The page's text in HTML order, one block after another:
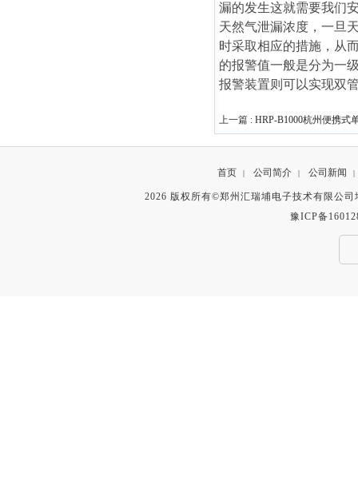
漏的发生这就需要我们
天然气泄漏浓度，一旦
时采取相应的措施，从
的报警值一般是分为一
报警装置则可以实现双
上一篇 : HRP-B1000杭州便携式
首页 | 公司简介 | 公司新闻 |
2026 版权所有©郑州汇瑞埔电子技术有限公
豫ICP备